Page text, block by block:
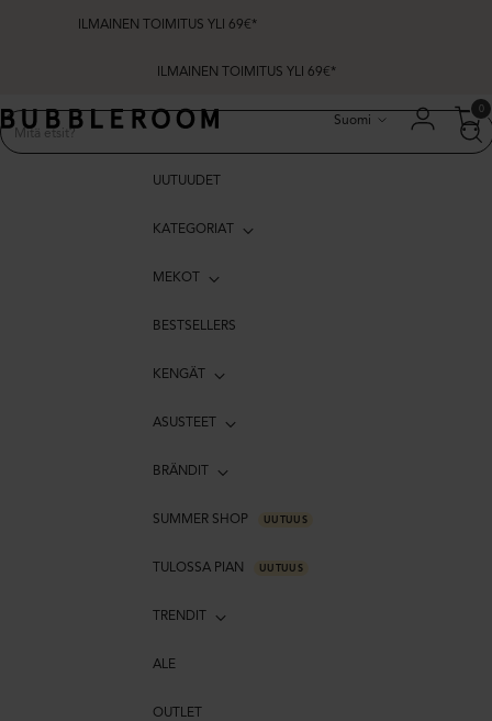
ILMAINEN TOIMITUS YLI 69€*
Suomi
0
UUTUUDET
KATEGORIAT
MEKOT
BESTSELLERS
KENGÄT
ASUSTEET
BRÄNDIT
SUMMER SHOP UUTUUS
TULOSSA PIAN UUTUUS
TRENDIT
ALE
OUTLET